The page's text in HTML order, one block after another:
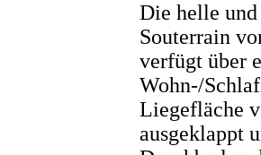
Die helle
Souterrain
verfügt über
Wohn-/
Liegefläche
ausgeklappt